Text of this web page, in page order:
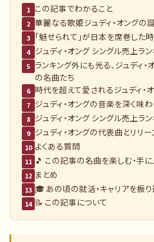
1 この記事でわかること
2 華麗なる歌姫ジュディ・オングの
3 「魅せられて」が日本を席巻し
4 ジュディ・オング シングル売上ラ
5 ランキング外にも光る、ジュディ
の名曲たち
6 時代を超えて愛されるジュディ・
7 ジュディ・オングの音楽を深く味
8 ジュディ・オング シングル売上ラン
9 ジュディ・オングの代表曲とリリ
10 よくある質問
11 🎵 この記事の名曲を楽しむ・手
12 まとめ
13 🎓 あの頃の就活・キャリアを振
14 📝 この記事について